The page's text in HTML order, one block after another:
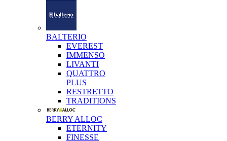
BALTERIO
EVEREST
IMMENSO
LIVANTI
QUATTRO
PLUS
RESTRETTO
TRADITIONS
BERRY ALLOC
ETERNITY
FINESSE